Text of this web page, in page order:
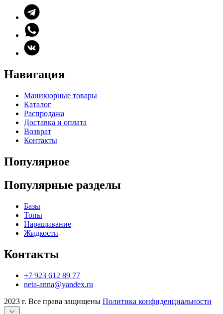
Навигация
Маникюрные товары
Каталог
Распродажа
Доставка и оплата
Возврат
Контакты
Популярное
Популярные разделы
Базы
Топы
Наращивание
Жидкости
Контакты
+7 923 612 89 77
neta-anna@yandex.ru
2023 г. Все права защищены Политика конфиденциальности